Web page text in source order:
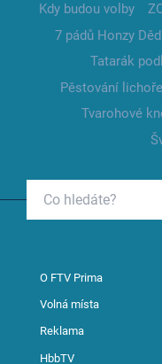
Kdy budou volby
7 pádů Honzy
Tatarák
Pěstování
Tvarohové
O FTV Prima
Volná místa
Reklama
HbbTV